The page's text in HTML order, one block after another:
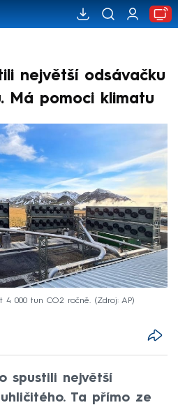
největší odsávačku
Má pomoci klimatu
4 000 tun CO2 ročně. Zdroj: AP
spustili největší
Ta přímo ze